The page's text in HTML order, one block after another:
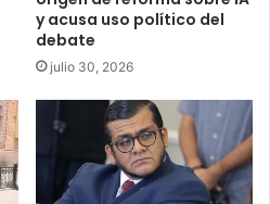
y acusa uso político del
debate
julio 30, 2026